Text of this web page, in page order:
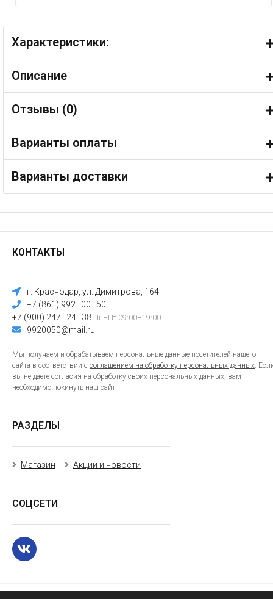
Характеристики:
Описание
Отзывы (0)
Варианты оплаты
Варианты доставки
КОНТАКТЫ
г. Краснодар, ул. Димитрова, 164
+7 (861) 992–00–50
+7 (900) 247–24–38 Пн–Пт 09:00–19:00
9920050@mail.ru
Мы получаем и обрабатываем персональные данные посетителей нашего
сайта в соответствии с соглашением на обработку персональных данных.
вы не даете согласия на обработку своих персональных данных, вам
необходимо покинуть наш сайт.
РАЗДЕЛЫ
Магазин Акции и новости
СОЦСЕТИ